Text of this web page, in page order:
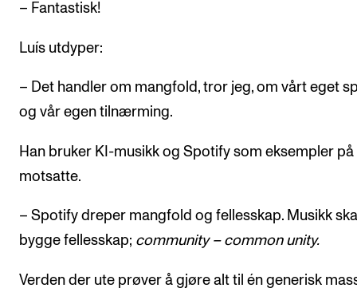
– Fantastisk!
Luís utdyper:
– Det handler om mangfold, tror jeg, om vårt eget
og vår egen tilnærming.
Han bruker KI-musikk og Spotify som eksempler
motsatte.
– Spotify dreper mangfold og fellesskap. Musikk
bygge fellesskap; community – common unity.
Verden der ute prøver å gjøre alt til én generisk